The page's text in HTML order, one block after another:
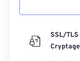
SSL/TLS
Cryptage